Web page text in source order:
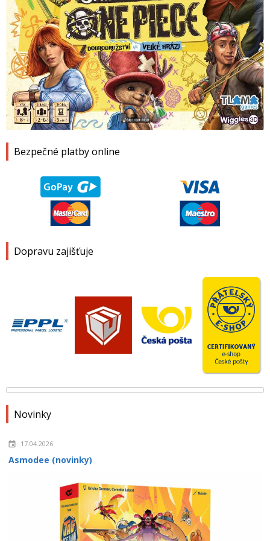
Bezpečné platby online
Dopravu zajišťuje
Novinky
17.04.2026
Asmodee (novinky)